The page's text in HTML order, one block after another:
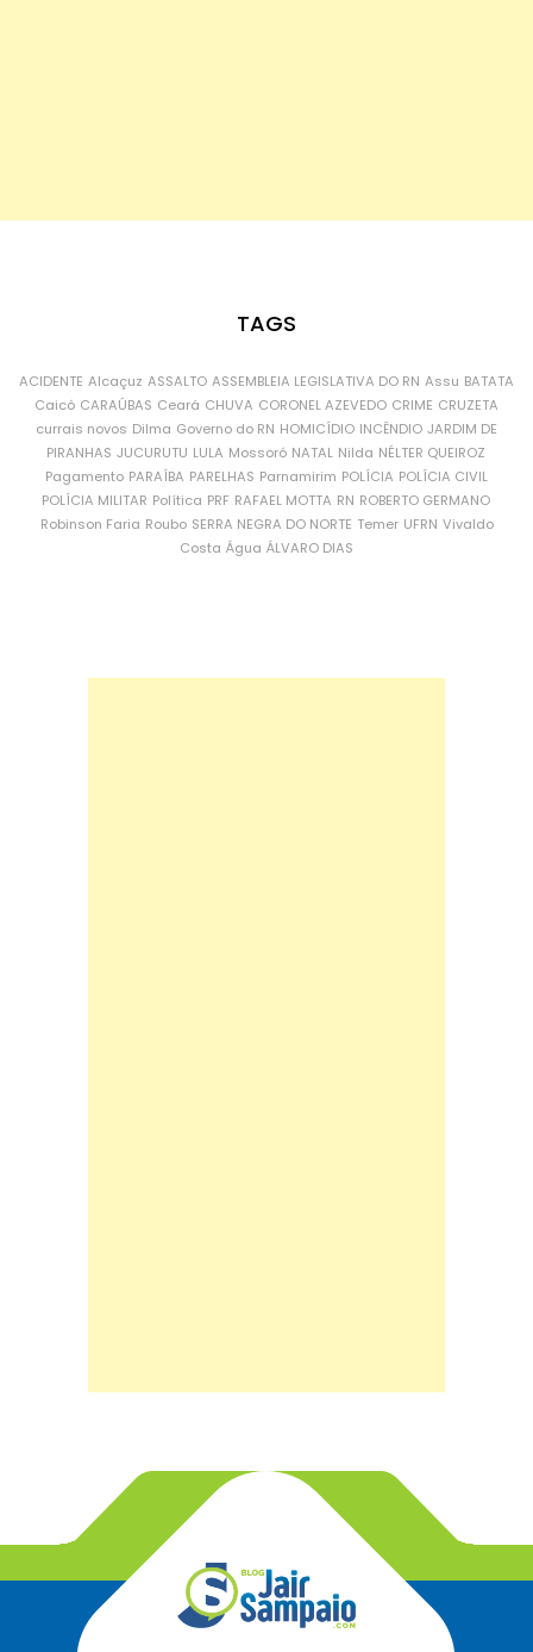
TAGS
ACIDENTE Alcaçuz ASSALTO ASSEMBLEIA LEGISLATIVA DO RN Assu BATATA
Caicó CARAÚBAS Ceará CHUVA CORONEL AZEVEDO CRIME CRUZETA
currais novos Dilma Governo do RN HOMICÍDIO INCÊNDIO JARDIM DE
PIRANHAS JUCURUTU LULA Mossoró NATAL Nilda NÉLTER QUEIROZ
Pagamento PARAÍBA PARELHAS Parnamirim POLÍCIA POLÍCIA CIVIL
POLÍCIA MILITAR Política PRF RAFAEL MOTTA RN ROBERTO GERMANO
Robinson Faria Roubo SERRA NEGRA DO NORTE Temer UFRN Vivaldo
Costa Água ÁLVARO DIAS